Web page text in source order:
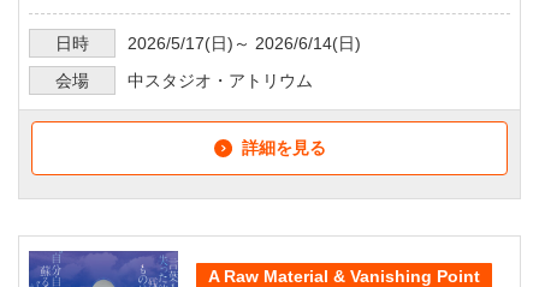
日時 2026/5/17(日)～ 2026/6/14(日)
会場
中スタジオ・アトリウム
詳細を見る
A Raw Material & Vanishing Point